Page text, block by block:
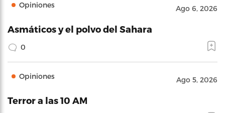
Opiniones Ago 6, 2026
Asmáticos y el polvo del Sahara
0
Opiniones Ago 5, 2026
Terror a las 10 AM